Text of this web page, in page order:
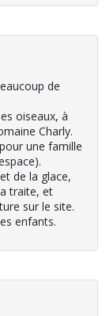
de
oiseaux, à
Charly.
une famille
de la glace,
traite, et
sur le site.
enfants.